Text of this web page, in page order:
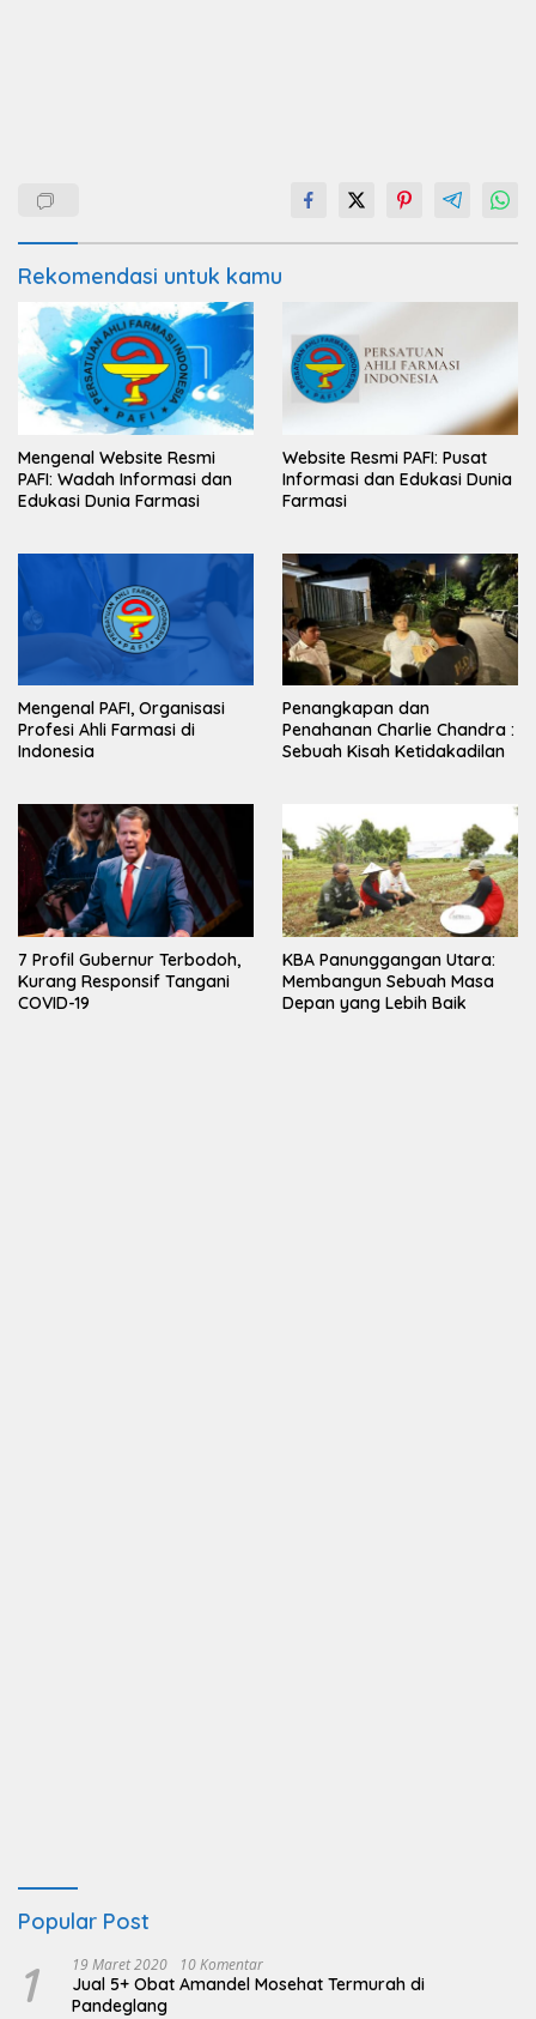
Rekomendasi untuk kamu
Mengenal Website Resmi
PAFI: Wadah Informasi dan
Edukasi Dunia Farmasi
Website Resmi PAFI: Pusat
Informasi dan Edukasi Dunia
Farmasi
Mengenal PAFI, Organisasi
Profesi Ahli Farmasi di
Indonesia
Penangkapan dan
Penahanan Charlie Chandra :
Sebuah Kisah Ketidakadilan
7 Profil Gubernur Terbodoh,
Kurang Responsif Tangani
COVID-19
KBA Panunggangan Utara:
Membangun Sebuah Masa
Depan yang Lebih Baik
Popular Post
1 19 Maret 2020 10 Komentar
Jual 5+ Obat Amandel Mosehat Termurah di
Pandeglang